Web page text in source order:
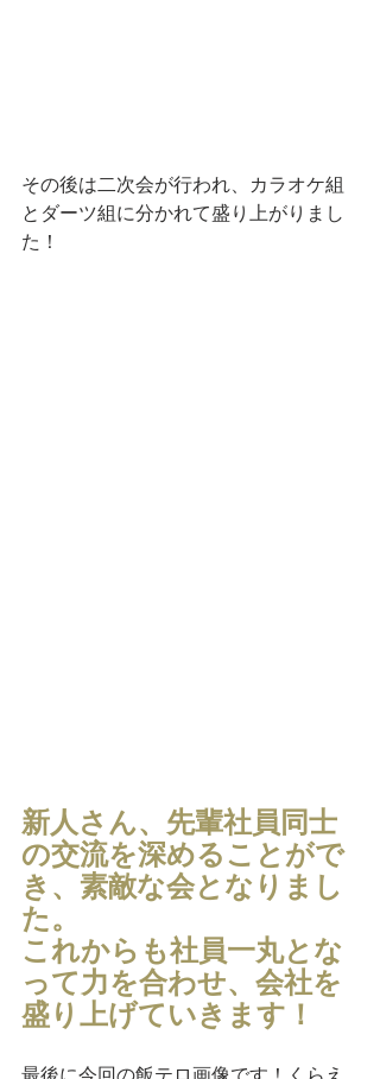
その後は二次会が行われ、カラオケ組
とダーツ組に分かれて盛り上がりまし
た！
新人さん、先輩社員同士
の交流を深めることがで
き、素敵な会となりまし
た。
これからも社員一丸とな
って力を合わせ、会社を
盛り上げていきます！